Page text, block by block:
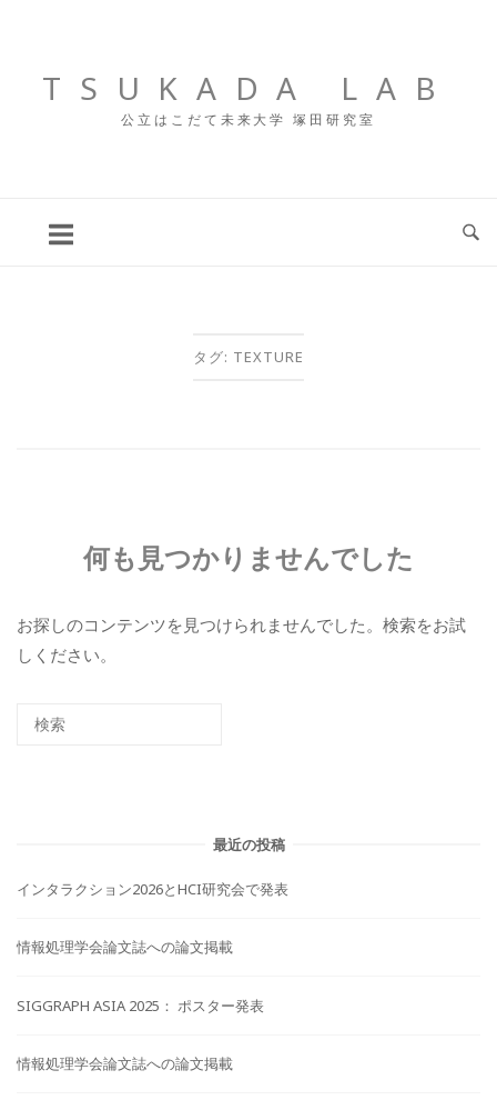
TSUKADA LAB
公立はこだて未来大学 塚田研究室
タグ: TEXTURE
何も見つかりませんでした
お探しのコンテンツを見つけられませんでした。検索をお試
しください。
最近の投稿
インタラクション2026とHCI研究会で発表
情報処理学会論文誌への論文掲載
SIGGRAPH ASIA 2025： ポスター発表
情報処理学会論文誌への論文掲載